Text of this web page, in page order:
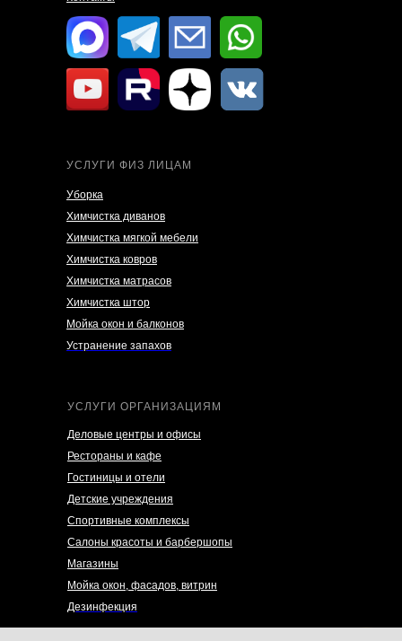
УСЛУГИ ФИЗ ЛИЦАМ
Уборка
Химчистка диванов
Химчистка мягкой мебели
Химчистка ковров
Химчистка матрасов
Химчистка штор
Мойка окон и балконов
Устранение запахов
УСЛУГИ ОРГАНИЗАЦИЯМ
Деловые центры и офисы
Рестораны и кафе
Гостиницы и отели
Детские учреждения
Спортивные комплексы
Салоны красоты и барбершопы
Магазины
Мойка окон, фасадов, витрин
Дезинфекция